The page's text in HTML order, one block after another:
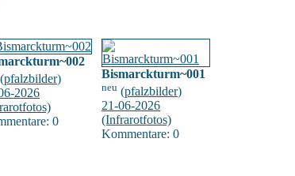
(pfalzbilder)
2026
0
Bismarckturm~001
neu (pfalzbilder)
21-06-2026
(Infrarotfotos)
Kommentare: 0